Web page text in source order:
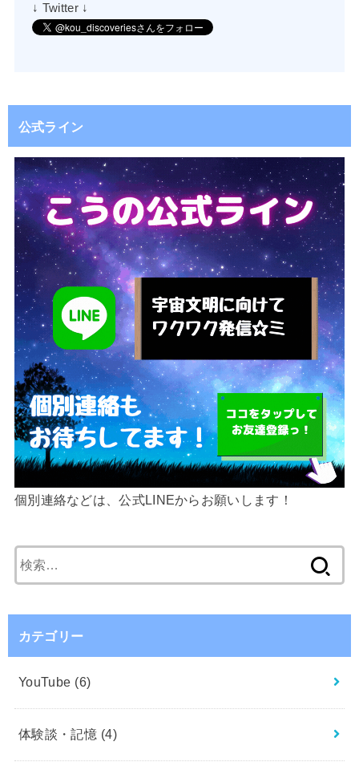
↓ Twitter ↓
公式ライン
個別連絡などは、公式LINEからお願いします！
索:
カテゴリー
YouTube (6)
体験談・記憶 (4)